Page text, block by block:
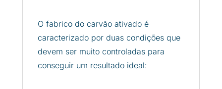
O fabrico do carvão ativado é
caracterizado por duas condições que
devem ser muito controladas para
conseguir um resultado ideal: